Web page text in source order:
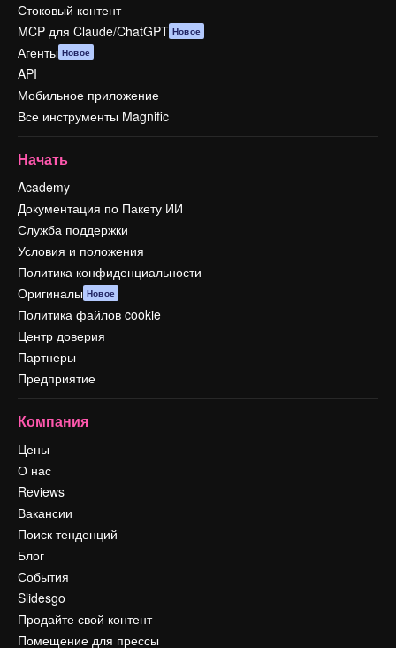
Стоковый контент
MCP для Claude/ChatGPT Новое
Агенты Новое
API
Мобильное приложение
Все инструменты Magnific
Начать
Academy
Документация по Пакету ИИ
Служба поддержки
Условия и положения
Политика конфиденциальности
Оригиналы Новое
Политика файлов cookie
Центр доверия
Партнеры
Предприятие
Компания
Цены
О нас
Reviews
Вакансии
Поиск тенденций
Блог
События
Slidesgo
Продайте свой контент
Помещение для прессы